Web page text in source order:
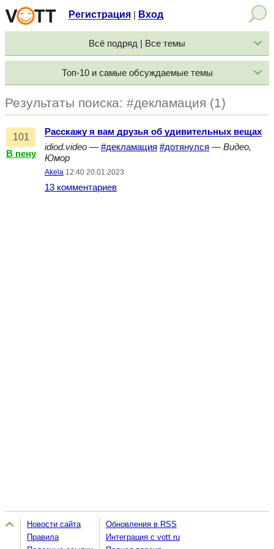
Регистрация Вход
Всё подряд | Все темы
Топ-10 и самые обсуждаемые темы
Результаты поиска: #декламация (1)
101
В пену
Расскажу я вам друзья об удивительных вещах
idiod.video — #декламация #дотянулся — Видео,
Юмор
Akela 12:40 20.01.2023
13 комментариев
Новости сайта
Правила
Обновления в RSS
Интеграция с vott.ru